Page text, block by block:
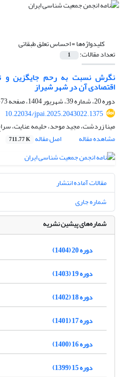
کلیدواژه‌ها =احساس تعلق طبقاتی
تعداد مقالات: 1
نگرش نسبت به رحم جایگزین و
اقتصادی آن در شهر شیراز
دوره 20، شماره 39، شهریور 1404، صفحه
73-91
10.22034/jpai.2025.2043022.1375
مینا زردشت، مجید موحد، حلیمه عنایت،
مشاهده مقاله
اصل مقاله 711.77 K
مقالات آماده انتشار
شماره جاری
شماره‌های پیشین نشریه
دوره 20 (1404)
دوره 19 (1403)
دوره 18 (1402)
دوره 17 (1401)
دوره 16 (1400)
دوره 15 (1399)